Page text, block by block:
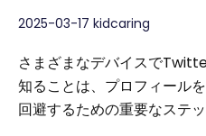
2025-03-17 kidcaring
さまざまなデバイスで
知ることは、プロフィール
回避するための重要なステッ